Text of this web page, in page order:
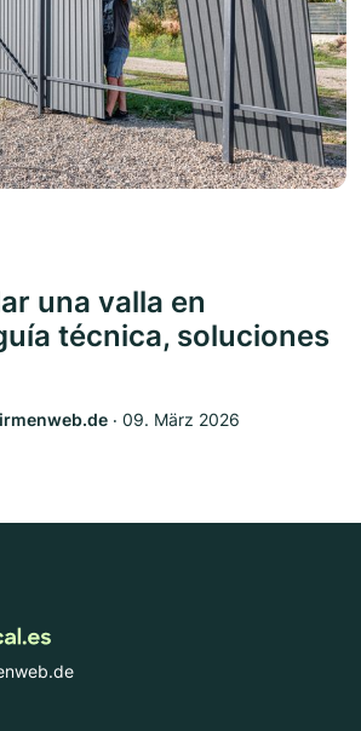
una valla en
técnica, soluciones
‧ 09. März 2026